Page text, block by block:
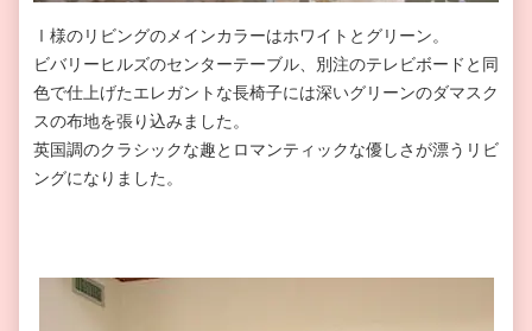
Ⅰ様のリビングのメインカラーはホワイトとグリーン。
ビバリーヒルズのセンターテーブル、別注のテレビボードと同
色で仕上げたエレガントな長椅子には深いグリーンのダマスク
スの布地を張り込みました。
英国調のクラシックな趣とロマンティックな優しさが漂うリビ
ングになりました。